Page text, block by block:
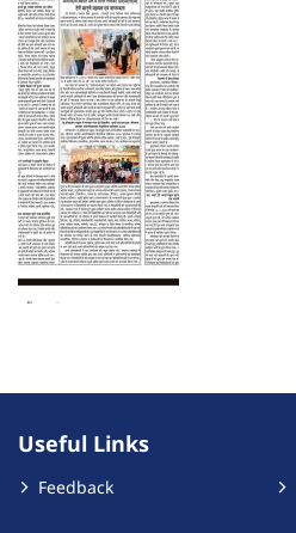
Useful Links
Feedback